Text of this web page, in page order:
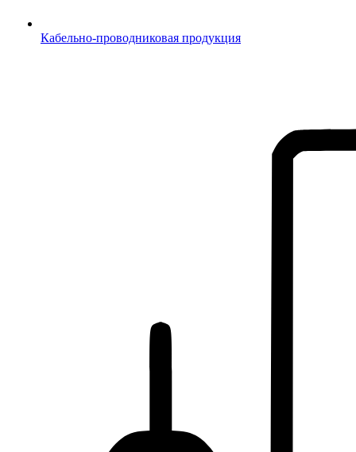
Кабельно-проводниковая продукция